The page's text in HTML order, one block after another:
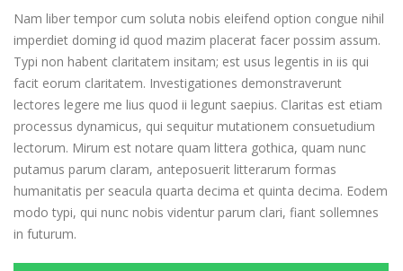
Nam liber tempor cum soluta nobis eleifend option congue nihil
imperdiet doming id quod mazim placerat facer possim assum.
Typi non habent claritatem insitam; est usus legentis in iis qui
facit eorum claritatem. Investigationes demonstraverunt
lectores legere me lius quod ii legunt saepius. Claritas est etiam
processus dynamicus, qui sequitur mutationem consuetudium
lectorum. Mirum est notare quam littera gothica, quam nunc
putamus parum claram, anteposuerit litterarum formas
humanitatis per seacula quarta decima et quinta decima. Eodem
modo typi, qui nunc nobis videntur parum clari, fiant sollemnes
in futurum.